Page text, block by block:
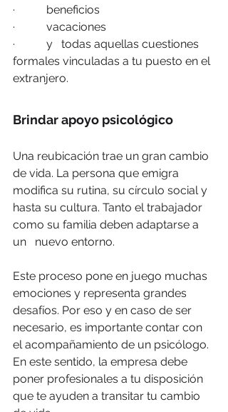
·           beneficios
·           vacaciones
·           y   todas aquellas cuestiones
formales vinculadas a tu puesto en el
extranjero.
Brindar apoyo psicológico
Una reubicación trae un gran cambio
de vida. La persona que emigra
modifica su rutina, su círculo social y
hasta su cultura. Tanto el trabajador
como su familia deben adaptarse a
un   nuevo entorno.
Este proceso pone en juego muchas
emociones y representa grandes
desafíos. Por eso y en caso de ser
necesario, es importante contar con
el acompañamiento de un psicólogo.
En este sentido, la empresa debe
poner profesionales a tu disposición
que te ayuden a transitar tu cambio